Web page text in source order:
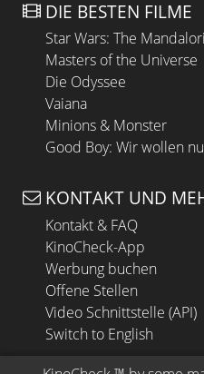
DIE BESTEN FILME
Star Wars: The
Masters of the Universe
Die Odyssee
Vaiana
Minions & Monster
Good Boy: Wir wollen
KONTAKT UND
Kontakt & FAQ
KinoCheck-App
Werbung buchen
Offene Stellen
Video Schnittstelle (API)
Switch to English